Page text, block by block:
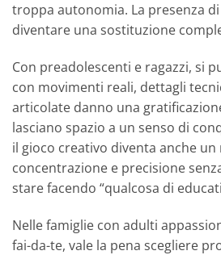
troppa autonomia. La presenza
diventare una sostituzione
Con preadolescenti e ragazzi, si
con movimenti reali, dettagli
articolate danno una
lasciano spazio a un senso di
il gioco creativo diventa anche
concentrazione e precisione
stare facendo “qualcosa di
Nelle famiglie con adulti
fai-da-te, vale la pena scegliere